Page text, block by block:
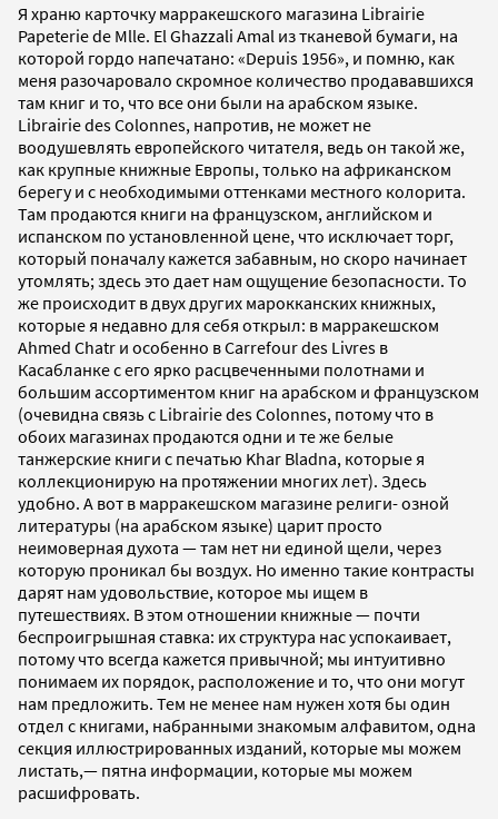
Я храню карточку марракешского магазина Librairie
Papeterie de Mlle. El Ghazzali Amal из тканевой бумаги, на
которой гордо напечатано: «Depuis 1956», и помню, как
меня разочаровало скромное количество продававшихся
там книг и то, что все они были на арабском языке.
Librairie des Colonnes, напротив, не может не
воодушевлять европейского читателя, ведь он такой же,
как крупные книжные Европы, только на африканском
берегу и с необходимыми оттенками местного колорита.
Там продаются книги на французском, английском и
испанском по установленной цене, что исключает торг,
который поначалу кажется забавным, но скоро начинает
утомлять; здесь это дает нам ощущение безопасности. То
же происходит в двух других марокканских книжных,
которые я недавно для себя открыл: в марракешском
Ahmed Chatr и особенно в Carrefour des Livres в
Касабланке с его ярко расцвеченными полотнами и
большим ассортиментом книг на арабском и французском
(очевидна связь с Librairie des Colonnes, потому что в
обоих магазинах продаются одни и те же белые
танжерские книги с печатью Khar Bladna, которые я
коллекционирую на протяжении многих лет). Здесь
удобно. А вот в марракешском магазине религи- озной
литературы (на арабском языке) царит просто
неимоверная духота — там нет ни единой щели, через
которую проникал бы воздух. Но именно такие контрасты
дарят нам удовольствие, которое мы ищем в
путешествиях. В этом отношении книжные — почти
беспроигрышная ставка: их структура нас успокаивает,
потому что всегда кажется привычной; мы интуитивно
понимаем их порядок, расположение и то, что они могут
нам предложить. Тем не менее нам нужен хотя бы один
отдел с книгами, набранными знакомым алфавитом, одна
секция иллюстрированных изданий, которые мы можем
листать,— пятна информации, которые мы можем
расшифровать.